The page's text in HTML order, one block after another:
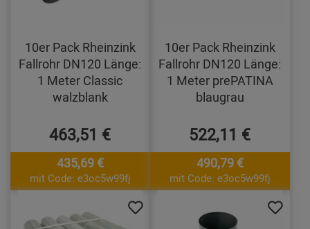
10er Pack Rheinzink
Fallrohr DN120 Länge:
1 Meter Classic
walzblank
463,51 €
435,69 €
mit Code: e3oc5w99fj
10er Pack Rheinzink
Fallrohr DN120 Länge:
1 Meter prePATINA
blaugrau
522,11 €
490,79 €
mit Code: e3oc5w99fj